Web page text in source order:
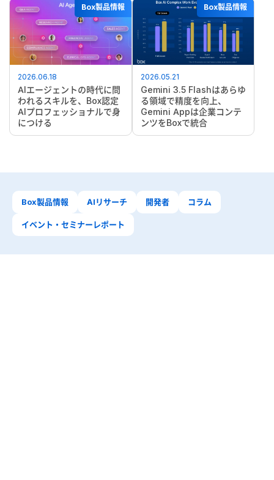
Box製品情報
2026.06.18
AIエージェントの時代に問
われるスキルを、Box認定
AIプロフェッショナルで身
につける
Box製品情報
2026.05.21
Gemini 3.5 Flashはあらゆ
る領域で精度を向上、
Gemini Appは企業コンテ
ンツをBoxで統合
Box製品情報 AIリサーチ 開発者 コラム
イベント・セミナーレポート